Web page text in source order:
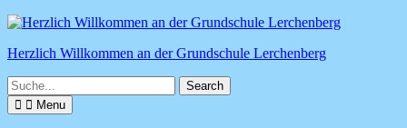
Herzlich Willkommen an der Grundschule Lerchenberg
Search
for:
Menu